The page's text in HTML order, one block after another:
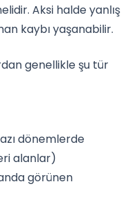
Aksi halde yanlış
kaybı yaşanabilir.
genellikle şu tür
dönemlerde
alanlar)
görünen